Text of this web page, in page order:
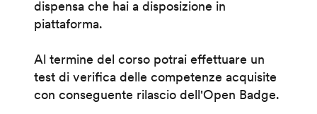
dispensa che hai a disposizione in
piattaforma.
Al termine del corso potrai effettuare un
test di verifica delle competenze acquisite
con conseguente rilascio dell'Open Badge.